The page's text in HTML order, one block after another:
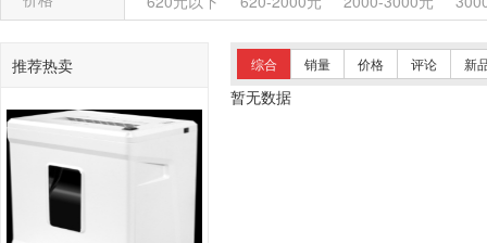
塑料沙发类
竹制、藤制等类似材料沙发类
木
塑料椅凳类
竹制、藤制等材料椅
其他台、桌类
藤台、桌类 塑料台、桌类
钢台、桌类
钢木台、桌类
木制床类
办公套件
镜头及器材
视频会议多点控制器
推荐热卖 综合 销量 价格 评论 新
暂无数据